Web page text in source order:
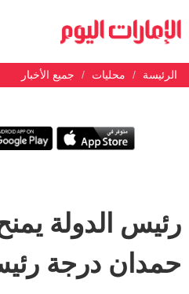
الرئيسة محليات جميع الأخبار
رئيس الدولة
حمدان درجة